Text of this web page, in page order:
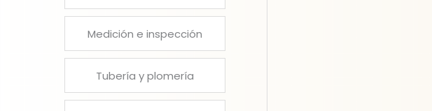
Medición e inspección
Tubería y plomería